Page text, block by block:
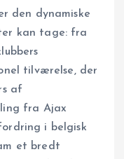
den dynamiske
kan tage: fra
tilværelse, der
af
fra Ajax
i belgisk
et bredt